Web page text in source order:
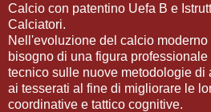
Calcio con patentino Uefa B e
Calciatori.
Nell'evoluzione del calcio
bisogno di una figura
tecnico sulle nuove metodologie di
ai tesserati al fine di migliorare le
coordinative e tattico cognitive.